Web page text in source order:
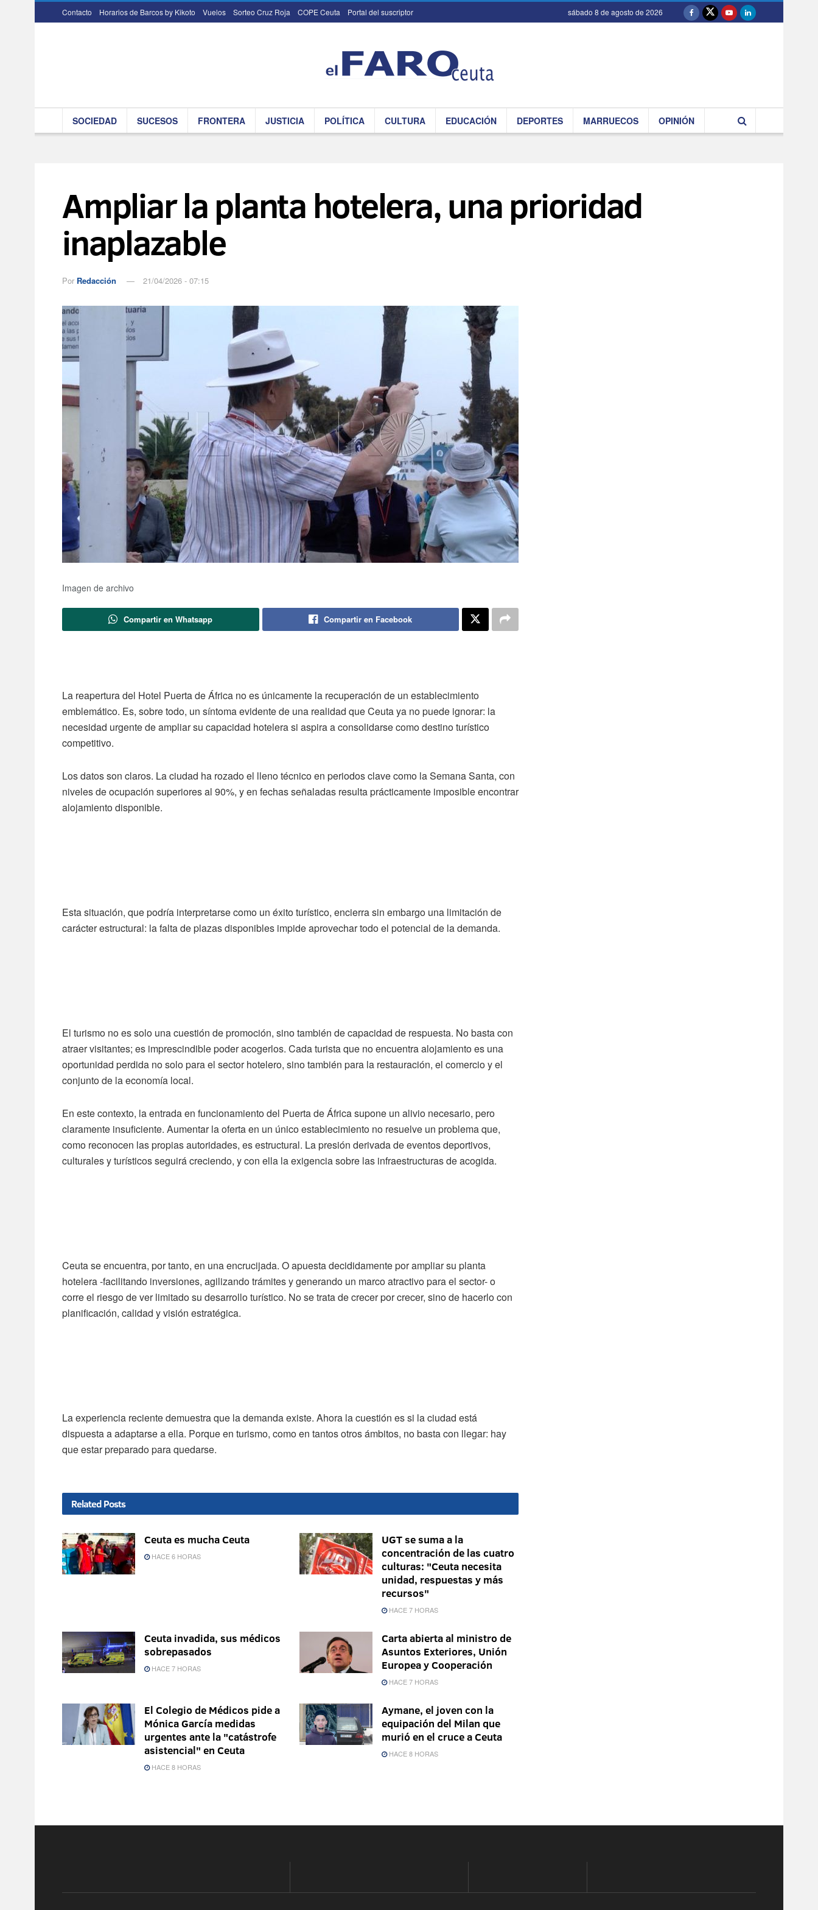
Contacto Horarios de Barcos by Kikoto Vuelos Sorteo Cruz Roja COPE Ceuta Portal del suscriptor sábado 8 de agosto de 2026
SOCIEDAD SUCESOS FRONTERA JUSTICIA POLÍTICA CULTURA EDUCACIÓN DEPORTES MARRUECOS OPINIÓN
Ampliar la planta hotelera, una prioridad
inaplazable
Por Redacción 21/04/2026 - 07:15
Imagen de archivo
Compartir en Whatsapp Compartir en Facebook
La reapertura del Hotel Puerta de África no es únicamente la recuperación de un establecimiento
emblemático. Es, sobre todo, un síntoma evidente de una realidad que Ceuta ya no puede ignorar: la
necesidad urgente de ampliar su capacidad hotelera si aspira a consolidarse como destino turístico
competitivo.
Los datos son claros. La ciudad ha rozado el lleno técnico en periodos clave como la Semana Santa, con
niveles de ocupación superiores al 90%, y en fechas señaladas resulta prácticamente imposible encontrar
alojamiento disponible.
Esta situación, que podría interpretarse como un éxito turístico, encierra sin embargo una limitación de
carácter estructural: la falta de plazas disponibles impide aprovechar todo el potencial de la demanda.
El turismo no es solo una cuestión de promoción, sino también de capacidad de respuesta. No basta con
atraer visitantes; es imprescindible poder acogerlos. Cada turista que no encuentra alojamiento es una
oportunidad perdida no solo para el sector hotelero, sino también para la restauración, el comercio y el
conjunto de la economía local.
En este contexto, la entrada en funcionamiento del Puerta de África supone un alivio necesario, pero
claramente insuficiente. Aumentar la oferta en un único establecimiento no resuelve un problema que,
como reconocen las propias autoridades, es estructural. La presión derivada de eventos deportivos,
culturales y turísticos seguirá creciendo, y con ella la exigencia sobre las infraestructuras de acogida.
Ceuta se encuentra, por tanto, en una encrucijada. O apuesta decididamente por ampliar su planta
hotelera -facilitando inversiones, agilizando trámites y generando un marco atractivo para el sector- o
corre el riesgo de ver limitado su desarrollo turístico. No se trata de crecer por crecer, sino de hacerlo con
planificación, calidad y visión estratégica.
La experiencia reciente demuestra que la demanda existe. Ahora la cuestión es si la ciudad está
dispuesta a adaptarse a ella. Porque en turismo, como en tantos otros ámbitos, no basta con llegar: hay
que estar preparado para quedarse.
RelatedPosts
Ceuta es mucha Ceuta
HACE 6 HORAS
UGT se suma a la
concentración de las cuatro
culturas: "Ceuta necesita
unidad, respuestas y más
recursos"
HACE 7 HORAS
Ceuta invadida, sus médicos
sobrepasados
HACE 7 HORAS
Carta abierta al ministro de
Asuntos Exteriores, Unión
Europea y Cooperación
HACE 7 HORAS
El Colegio de Médicos pide a
Mónica García medidas
urgentes ante la "catástrofe
asistencial" en Ceuta
HACE 8 HORAS
Aymane, el joven con la
equipación del Milan que
murió en el cruce a Ceuta
HACE 8 HORAS